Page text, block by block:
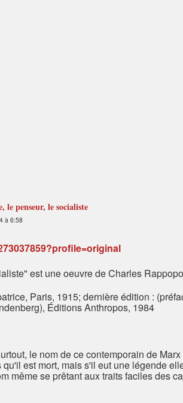
le penseur, le socialiste
à 6:58
est une oeuvre de Charles
Paris, 1915; dernière édition :
), Éditions Anthropos, 1984
le nom de ce contemporain de
est mort, mais s'il eut une légende
même se prêtant aux traits faciles des